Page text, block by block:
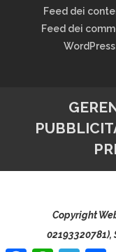
Feed dei
Feed dei
Copyright